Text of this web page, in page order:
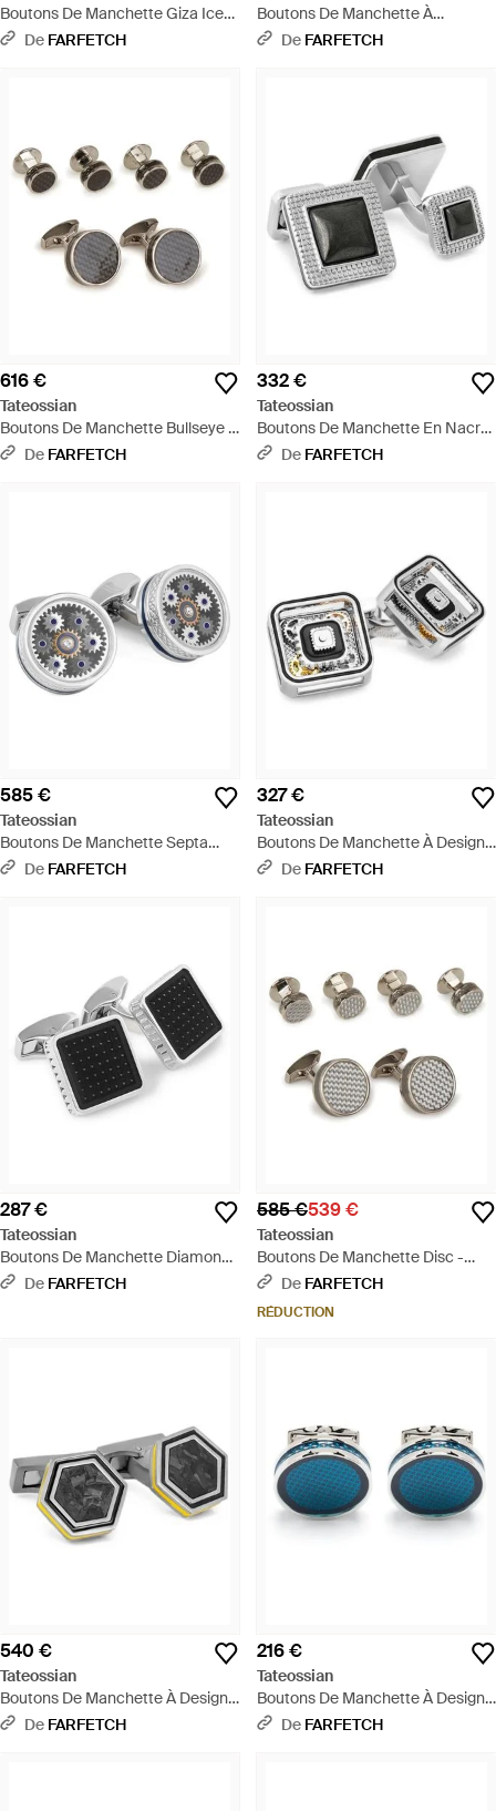
Boutons De Manchette Giza Ice
Carrés - Bleu
De FARFETCH
Boutons De Manchette À
Ornements En Cristal - Blanc
De FARFETCH
616 €
Tateossian
Boutons De Manchette Bullseye -
Métallisé
De FARFETCH
332 €
Tateossian
Boutons De Manchette En Nacre
- Métallisé
De FARFETCH
585 €
Tateossian
Boutons De Manchette Septa
Gear - Blanc
De FARFETCH
327 €
Tateossian
Boutons De Manchette À Design
Carré - Blanc
De FARFETCH
287 €
Tateossian
Boutons De Manchette Diamond
Giza Ice À Design Carré - Noir
De FARFETCH
585 €539 €
Tateossian
Boutons De Manchette Disc -
Blanc
De FARFETCH
RÉDUCTION
540 €
Tateossian
Boutons De Manchette À Design
Géométrique - Métallisé
De FARFETCH
216 €
Tateossian
Boutons De Manchette À Design
Rond - Bleu
De FARFETCH